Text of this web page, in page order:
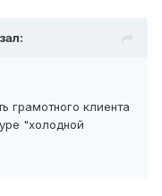
грамотного клиента
"холодной